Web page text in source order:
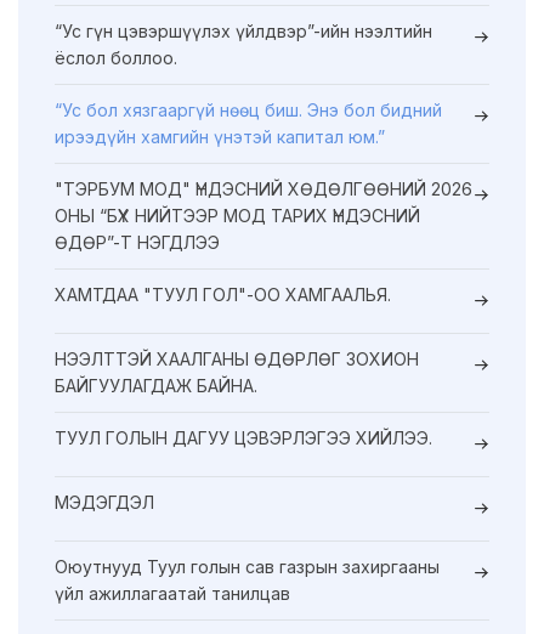
“Ус гүн цэвэршүүлэх үйлдвэр”-ийн нээлтийн
ёслол боллоо.
“Ус бол хязгааргүй нөөц биш. Энэ бол бидний
ирээдүйн хамгийн үнэтэй капитал юм.”
"ТЭРБУМ МОД" ҮНДЭСНИЙ ХӨДӨЛГӨӨНИЙ 2026
ОНЫ “БҮХ НИЙТЭЭР МОД ТАРИХ ҮНДЭСНИЙ
ӨДӨР”-Т НЭГДЛЭЭ
ХАМТДАА "ТУУЛ ГОЛ"-ОО ХАМГААЛЬЯ.
НЭЭЛТТЭЙ ХААЛГАНЫ ӨДӨРЛӨГ ЗОХИОН
БАЙГУУЛАГДАЖ БАЙНА.
ТУУЛ ГОЛЫН ДАГУУ ЦЭВЭРЛЭГЭЭ ХИЙЛЭЭ.
МЭДЭГДЭЛ
Оюутнууд Туул голын сав газрын захиргааны
үйл ажиллагаатай танилцав